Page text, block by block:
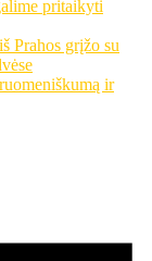
pritaikyti
Prahos grįžo su
ir